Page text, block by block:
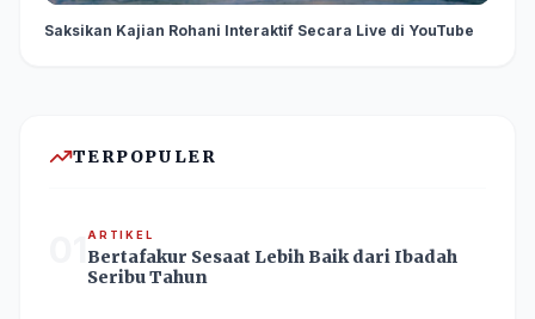
Saksikan Kajian Rohani Interaktif Secara Live di YouTube
TERPOPULER
ARTIKEL
Bertafakur Sesaat Lebih Baik dari Ibadah
Seribu Tahun